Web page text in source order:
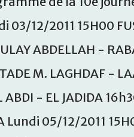
03/12/2011 15H00
ABDELLAH -
M. LAGHDAF -
ABDI - EL JADIDA
Lundi 05/12/2011